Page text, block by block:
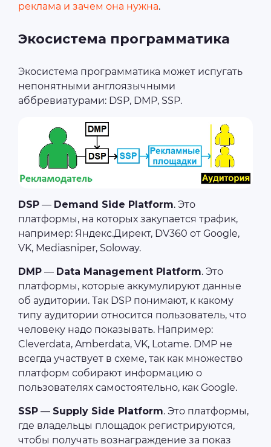
реклама и зачем она нужна.
Экосистема программатика
Экосистема программатика может испугать
непонятными англоязычными
аббревиатурами: DSP, DMP, SSP.
DSP — Demand Side Platform. Это
платформы, на которых закупается трафик,
например: Яндекс.Директ, DV360 от Google,
VK, Mediasniper, Soloway.
DMP — Data Management Platform. Это
платформы, которые аккумулируют данные
об аудитории. Так DSP понимают, к какому
типу аудитории относится пользователь, что
человеку надо показывать. Например:
Cleverdata, Amberdata, VK, Lotame. DMP не
всегда участвует в схеме, так как множество
платформ собирают информацию о
пользователях самостоятельно, как Google.
SSP — Supply Side Platform. Это платформы,
где владельцы площадок регистрируются,
чтобы получать вознаграждение за показ